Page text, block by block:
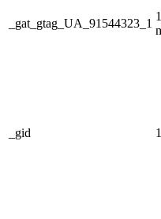
_gat_gtag_UA_91544323_1
1
_gid